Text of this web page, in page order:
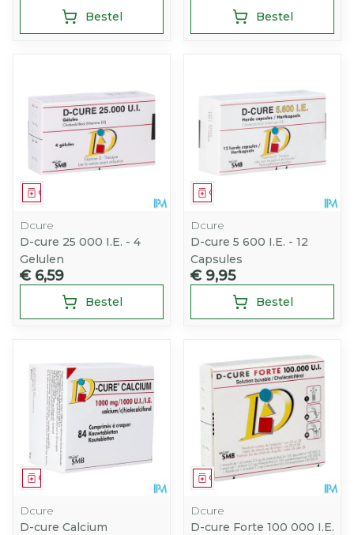
Bestel Bestel
Geneesmiddel
Dcure
D-cure 25 000 I.E. - 4
Gelulen
€ 6,59
Bestel
Geneesmiddel
Dcure
D-cure 5 600 I.E. - 12
Capsules
€ 9,95
Bestel
Geneesmiddel
Dcure
D-cure Calcium
Geneesmiddel
Dcure
D-cure Forte 100 000 I.E.